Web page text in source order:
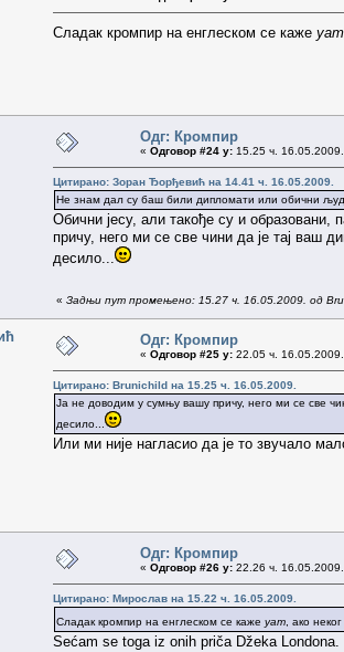
Сладак кромпир на енглеском се каже yam
Одг: Кромпир
« Одговор #24 у: 15.25 ч.
Цитирано: Зоран Ђорђевић на 14.41 ч. 16.05.2009.
Не знам дал су баш били дипломати или обични
Обични јесу, али такође су и образовани,
причу, него ми се све чини да је тај ваш
десило...
« Задњи пут промењено: 15.27 ч. 16.05.2009. од
Одг: Кромпир
« Одговор #25 у: 22.05 ч.
Цитирано: Brunichild на 15.25 ч. 16.05.2009.
Ја не доводим у сумњу вашу причу, него ми се све
десило...
Или ми није нагласио да је то звучало
Одг: Кромпир
« Одговор #26 у: 22.26 ч.
Цитирано: Мирослав на 15.22 ч. 16.05.2009.
Сладак кромпир на енглеском се каже yam , ако
Sećam se toga iz onih priča Džeka Londona.